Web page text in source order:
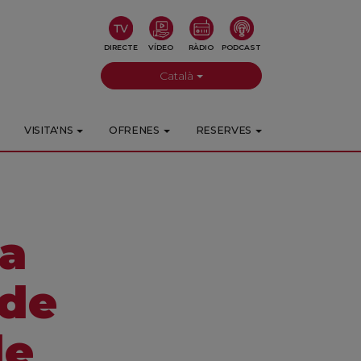
DIRECTE VÍDEO RÀDIO PODCAST
Català
VISITA'NS OFRENES RESERVES